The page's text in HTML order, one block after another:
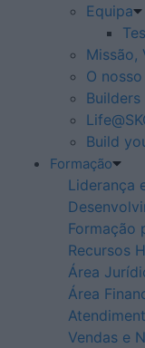
Equipa
Missão,
O
Build
Formação
Liderança
Formação
Recursos
Área
Área
Vendas e